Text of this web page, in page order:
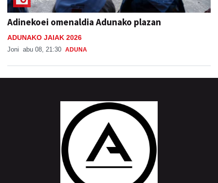
Adinekoei omenaldia Adunako plazan
ADUNAKO JAIAK 2026
Joni abu 08, 21:30 ADUNA